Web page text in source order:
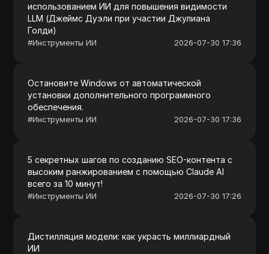
использованием ИИ для повышения видимости
LLM (Джеймс Дуэли при участии Джулиана
Голди)
#Инструменты ИИ 2026-07-30 17:36
Остановите Windows от автоматической
установки дополнительного программного
обеспечения.
#Инструменты ИИ 2026-07-30 17:36
5 секретных шагов по созданию SEO-контента с
высоким ранжированием с помощью Claude AI
всего за 10 минут!
#Инструменты ИИ 2026-07-30 17:26
Дистилляция модели: как украсть миллиардный
ИИ